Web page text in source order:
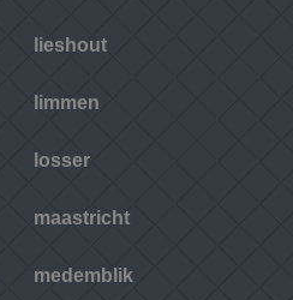
lieshout
limmen
losser
maastricht
medemblik